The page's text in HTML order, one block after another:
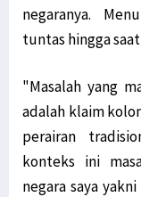
negaranya.
tuntas hingga
"Masalah yang
adalah klaim
perairan
konteks ini
negara saya